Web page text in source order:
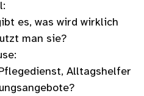
es, was wird wirklich
man sie?
Alltagshelfer